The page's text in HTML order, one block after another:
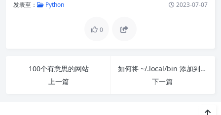
发表至： Python 2023-07-07
0
100个有意思的网站
上一篇
如何将 ~/.local/bin 添加到 PATH 环境变量中
下一篇